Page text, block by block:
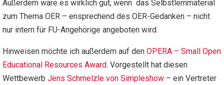
Außerdem wäre es wirklich gut, wenn das Selbstlernmaterial
zum Thema OER – ensprechend des OER-Gedanken – nicht
nur intern für FU-Angehörige angeboten wird.
Hinweisen möchte ich außerdem auf den OPERA – Small Open
Educational Resources Award. Vorgestellt hat diesen
Wettbewerb Jens Schmelzle von Simpleshow – ein Vertreter